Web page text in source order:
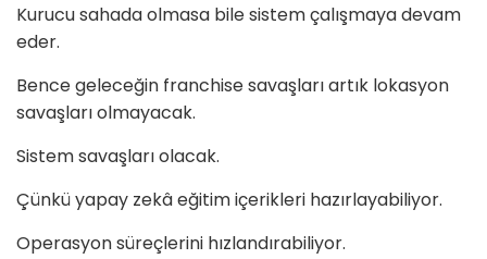
Kurucu sahada olmasa bile sistem çalışmaya devam
eder.
Bence geleceğin franchise savaşları artık lokasyon
savaşları olmayacak.
Sistem savaşları olacak.
Çünkü yapay zekâ eğitim içerikleri hazırlayabiliyor.
Operasyon süreçlerini hızlandırabiliyor.